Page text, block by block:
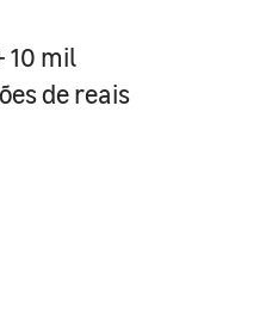
10 mil
de reais